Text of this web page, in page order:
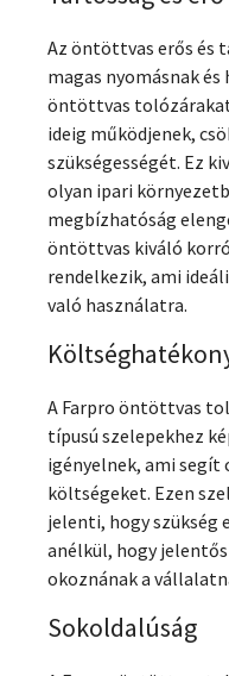
Az öntöttvas erős és
magas nyomásnak
öntöttvas
ideig működjenek,
szükségességét. Ez
olyan ipari
megbízhatóság
öntöttvas kiváló
rendelkezik, ami
való használatra.
A Farpro öntöttvas
típusú szelepekhez
igényelnek, ami segít
költségeket. Ezen
jelenti, hogy szükség
anélkül, hogy
okoznának a
Sokoldalúság